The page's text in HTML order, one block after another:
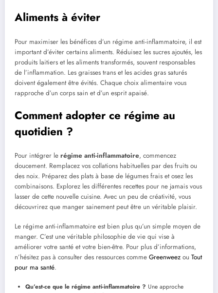
Aliments à éviter
Pour maximiser les bénéfices d’un régime anti-inflammatoire, il est
important d’éviter certains aliments. Réduisez les sucres ajoutés, les
produits laitiers et les aliments transformés, souvent responsables
de l’inflammation. Les graisses trans et les acides gras saturés
doivent également être évités. Chaque choix alimentaire vous
rapproche d’un corps sain et d’un esprit apaisé.
Comment adopter ce régime au
quotidien ?
Pour intégrer le régime anti-inflammatoire, commencez
doucement. Remplacez vos collations habituelles par des fruits ou
des noix. Préparez des plats à base de légumes frais et osez les
combinaisons. Explorez les différentes recettes pour ne jamais vous
lasser de cette nouvelle cuisine. Avec un peu de créativité, vous
découvrirez que manger sainement peut être un véritable plaisir.
Le régime anti-inflammatoire est bien plus qu’un simple moyen de
manger. C’est une véritable philosophie de vie qui vise à
améliorer votre santé et votre bien-être. Pour plus d’informations,
n’hésitez pas à consulter des ressources comme Greenweez ou Tout
pour ma santé.
Qu’est-ce que le régime anti-inflammatoire ? Une approche